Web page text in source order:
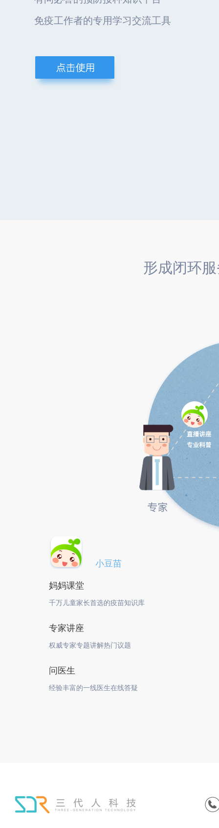
免疫工作者的专用学习交流工具
形成闭环
小豆苗
妈妈课堂
千万儿童家长首选的疫苗知识库
专家讲座
权威专家专题讲解热门议题
问医生
经验丰富的一线医生在线答疑